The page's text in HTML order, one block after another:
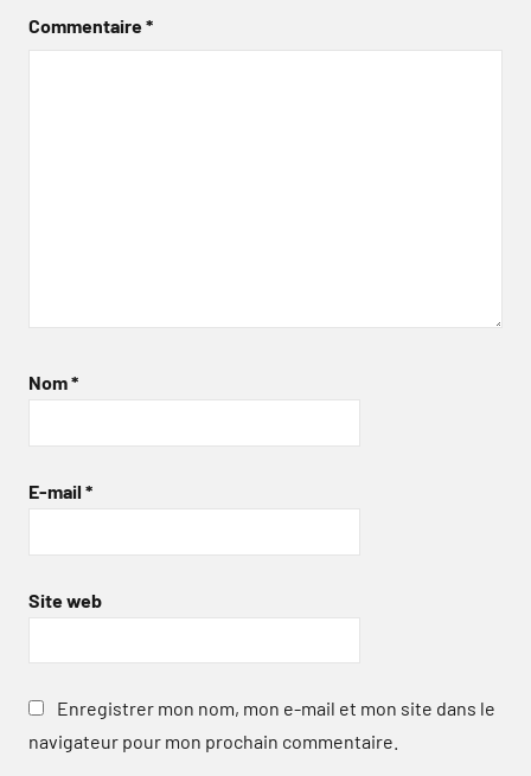
Commentaire*
Nom*
E-mail *
Site web
Enregistrer mon nom, mon e-mail et mon site dans le
navigateur pour mon prochain commentaire.